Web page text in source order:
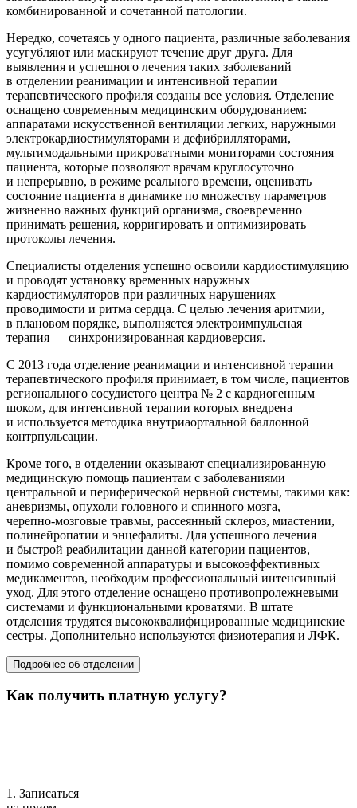
комбинированной и сочетанной патологии.
Нередко, сочетаясь у одного пациента, различные заболевания
усугубляют или маскируют течение друг друга. Для
выявления и успешного лечения таких заболеваний
в отделении реанимации и интенсивной терапии
терапевтического профиля созданы все условия. Отделение
оснащено современным медицинским оборудованием:
аппаратами искусственной вентиляции легких, наружными
электрокардиостимуляторами и дефибрилляторами,
мультимодальными прикроватными мониторами состояния
пациента, которые позволяют врачам круглосуточно
и непрерывно, в режиме реального времени, оценивать
состояние пациента в динамике по множеству параметров
жизненно важных функций организма, своевременно
принимать решения, корригировать и оптимизировать
протоколы лечения.
Специалисты отделения успешно освоили кардиостимуляцию
и проводят установку временных наружных
кардиостимуляторов при различных нарушениях
проводимости и ритма сердца. С целью лечения аритмии,
в плановом порядке, выполняется электроимпульсная
терапия — синхронизированная кардиоверсия.
С 2013 года отделение реанимации и интенсивной терапии
терапевтического профиля принимает, в том числе, пациентов
регионального сосудистого центра № 2 с кардиогенным
шоком, для интенсивной терапии которых внедрена
и используется методика внутриаортальной баллонной
контрпульсации.
Кроме того, в отделении оказывают специализированную
медицинскую помощь пациентам с заболеваниями
центральной и периферической нервной системы, такими как:
аневризмы, опухоли головного и спинного мозга,
черепно-мозговые травмы, рассеянный склероз, миастении,
полинейропатии и энцефалиты. Для успешного лечения
и быстрой реабилитации данной категории пациентов,
помимо современной аппаратуры и высокоэффективных
медикаментов, необходим профессиональный интенсивный
уход. Для этого отделение оснащено противопролежневыми
системами и функциональными кроватями. В штате
отделения трудятся высококвалифицированные медицинские
сестры. Дополнительно используются физиотерапия и ЛФК.
Подробнее об отделении
Как получить платную услугу?
1. Записаться